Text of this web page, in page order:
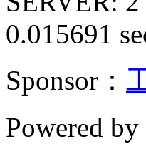
0.015691
Sponsor：
Powered by